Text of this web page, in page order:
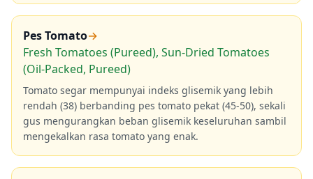
Pes Tomato→
Fresh Tomatoes (Pureed), Sun-Dried Tomatoes
(Oil-Packed, Pureed)
Tomato segar mempunyai indeks glisemik yang lebih
rendah (38) berbanding pes tomato pekat (45-50), sekali
gus mengurangkan beban glisemik keseluruhan sambil
mengekalkan rasa tomato yang enak.